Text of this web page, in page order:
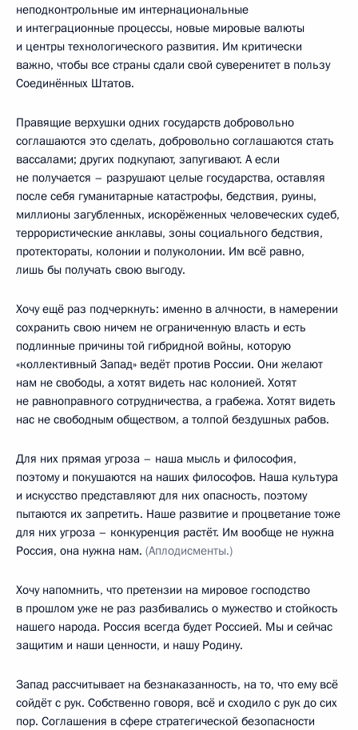
неподконтрольные им интернациональные
и интеграционные процессы, новые мировые валюты
и центры технологического развития. Им критически
важно, чтобы все страны сдали свой суверенитет в пользу
Соединённых Штатов.
Правящие верхушки одних государств добровольно
соглашаются это сделать, добровольно соглашаются стать
вассалами; других подкупают, запугивают. А если
не получается – разрушают целые государства, оставляя
после себя гуманитарные катастрофы, бедствия, руины,
миллионы загубленных, искорёженных человеческих судеб,
террористические анклавы, зоны социального бедствия,
протектораты, колонии и полуколонии. Им всё равно,
лишь бы получать свою выгоду.
Хочу ещё раз подчеркнуть: именно в алчности, в намерении
сохранить свою ничем не ограниченную власть и есть
подлинные причины той гибридной войны, которую
«коллективный Запад» ведёт против России. Они желают
нам не свободы, а хотят видеть нас колонией. Хотят
не равноправного сотрудничества, а грабежа. Хотят видеть
нас не свободным обществом, а толпой бездушных рабов.
Для них прямая угроза – наша мысль и философия,
поэтому и покушаются на наших философов. Наша культура
и искусство представляют для них опасность, поэтому
пытаются их запретить. Наше развитие и процветание тоже
для них угроза – конкуренция растёт. Им вообще не нужна
Россия, она нужна нам. (Аплодисменты.)
Хочу напомнить, что претензии на мировое господство
в прошлом уже не раз разбивались о мужество и стойкость
нашего народа. Россия всегда будет Россией. Мы и сейчас
защитим и наши ценности, и нашу Родину.
Запад рассчитывает на безнаказанность, на то, что ему всё
сойдёт с рук. Собственно говоря, всё и сходило с рук до сих
пор. Соглашения в сфере стратегической безопасности